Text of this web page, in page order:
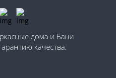
дома и Бани
качества.